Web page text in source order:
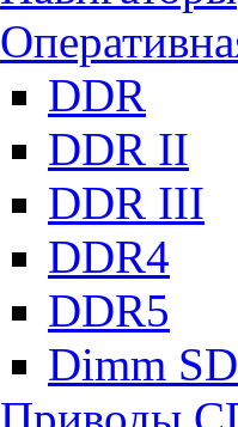
DDR
DDR II
DDR III
DDR4
DDR5
Dimm